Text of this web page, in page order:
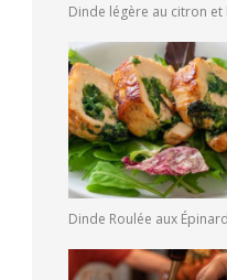
Dinde légère au citron
Dinde Roulée aux